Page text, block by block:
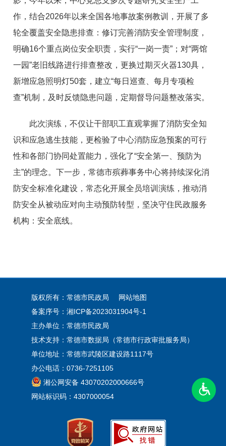
作，结合2026年以来全国各地事故案例教训，开展了多
轮全覆盖安全隐患排查：修订完善消防安全管理制度，
明确16个重点岗位安全职责，实行“一岗一责”；对“两馆
一园”老旧线路进行排查整改，更换过期灭火器130具，
新增应急照明灯50套，建立“每日巡查、每月专项检
查”机制，及时反馈隐患问题，定期督导问题整改落实。
此次演练，不仅让干部职工直观掌握了消防安全知
识和应急逃生技能，更检验了中心消防应急预案的可行
性和各部门协同处置能力，强化了“安全第一、预防为
主”的理念。下一步，常德市殡葬事务中心将持续深化消
防安全标准化建设，常态化开展全员培训演练，推动消
防安全从被动应对向主动预防转型，坚决守住民政服务
机构：安全底线。
版权所有：常德市民政局
网站地图
备案序号： 湘ICP备2023031904号-1
主办单位：常德市民政局
技术支持：常德市数据局（常德市行政审批服务局）
单位地址：常德市武陵区建设路1117号
办公电话：0736-7251105
湘公网安备 43070202000666号
网站标识码：4307000054